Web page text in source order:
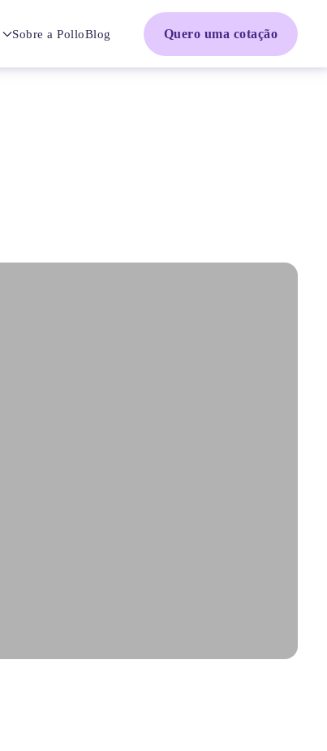
Sobre a PolloBlog Quero uma cotação